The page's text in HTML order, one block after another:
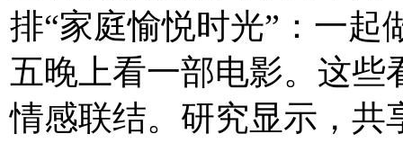
排“家庭愉悦时光”：一起
五晚上看一部电影。这些
情感联结。研究显示，共